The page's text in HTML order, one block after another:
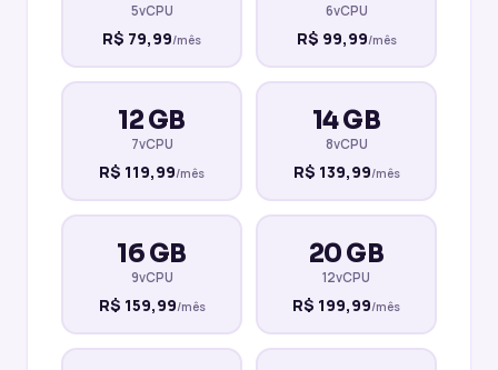
5vCPU
R$ 79,99/mês
6vCPU
R$ 99,99/mês
12 GB
7vCPU
R$ 119,99/mês
14 GB
8vCPU
R$ 139,99/mês
16 GB
9vCPU
R$ 159,99/mês
20 GB
12vCPU
R$ 199,99/mês